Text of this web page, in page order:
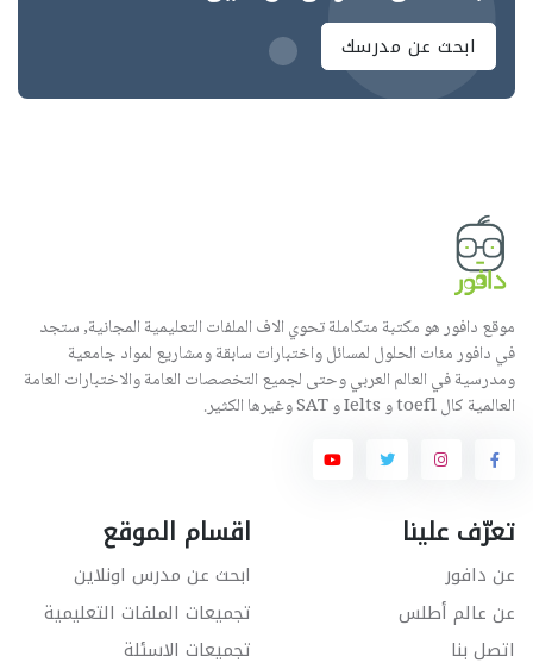
ابحث عن مدرسك
موقع دافور هو مكتبة متكاملة تحوي الاف الملفات التعليمية المجانية, ستجد
في دافور مئات الحلول لمسائل واختبارات سابقة ومشاريع لمواد جامعية
ومدرسية في العالم العربي وحتى لجميع التخصصات العامة والاختبارات العامة
العالمية كال toefl و Ielts و SAT وغيرها الكثير.
تعرّف علينا
عن دافور
عن عالم أطلس
اتصل بنا
اقسام الموقع
ابحث عن مدرس اونلاين
تجميعات الملفات التعليمية
تجميعات الاسئلة